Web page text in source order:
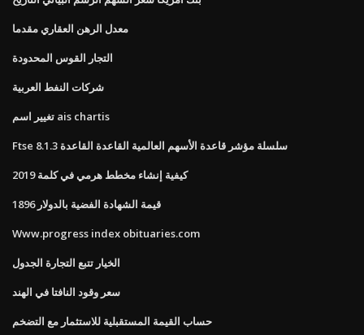
معدل الرهن العقاري مقدما
التجار القوس المحدودة
شركات النفط العربية
تغيير اسم ais chartis
Ftse سلسلة مؤشر قاعدة الأسهم العالمية القاعدة القاعدة 8.1.3
كيفية إنشاء مخطط هرمي في كلمة 2019
قيمة الشهادة الفضية بالدولار 1896
Www.progress index obituaries.com
الخيار تتبع التجارة الجدول
سعر وقود النافتا في الهند
حساب القيمة المستقبلية للاستثمار مع التضخم